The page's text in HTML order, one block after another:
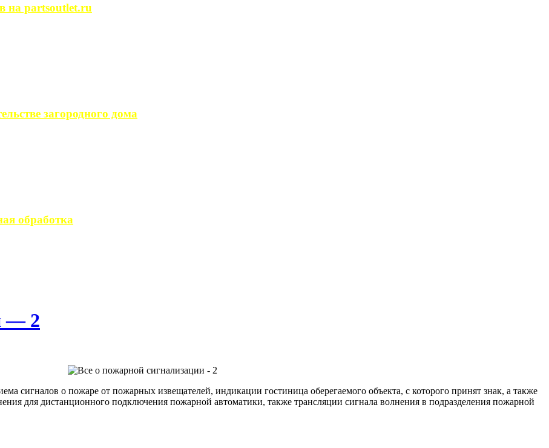
на partsoutlet.ru
загородного дома
обработка
— 2
сигналов о пожаре от пожарных извещателей, индикации гостиница оберегаемого объекта, с которого принят знак, а также
для дистанционного подключения пожарной автоматики, также трансляции сигнала волнения в подразделения пожарной